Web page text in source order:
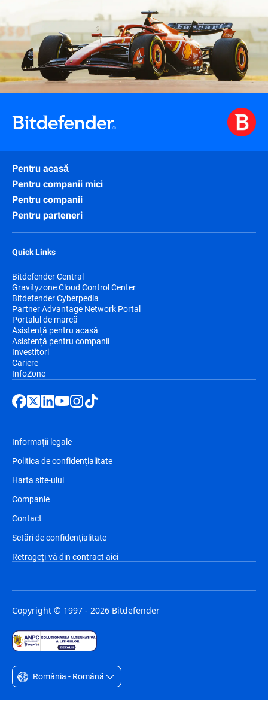
Pentru acasă
Pentru companii mici
Pentru companii
Pentru parteneri
Quick Links
Bitdefender Central
Gravityzone Cloud Control Center
Bitdefender Cyberpedia
Partner Advantage Network Portal
Portalul de marcă
Asistență pentru acasă
Asistență pentru companii
Investitori
Cariere
InfoZone
Informații legale
Politica de confidențialitate
Harta site-ului
Companie
Contact
Setări de confidențialitate
Retrageți-vă din contract aici
Copyright © 1997 - 2026 Bitdefender
România - Română